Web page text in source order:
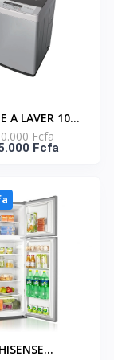
A LAVER 10KG
LOAD
-
Fcfa
Fcfa
HISENSE